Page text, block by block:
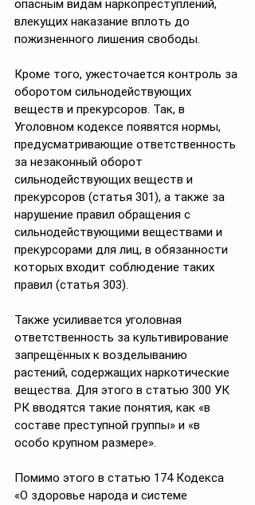
опасным видам наркопреступлений,
влекущих наказание вплоть до
пожизненного лишения свободы.
Кроме того, ужесточается контроль за
оборотом сильнодействующих
веществ и прекурсоров. Так, в
Уголовном кодексе появятся нормы,
предусматривающие ответственность
за незаконный оборот
сильнодействующих веществ и
прекурсоров (статья 301), а также за
нарушение правил обращения с
сильнодействующими веществами и
прекурсорами для лиц, в обязанности
которых входит соблюдение таких
правил (статья 303).
Также усиливается уголовная
ответственность за культивирование
запрещённых к возделыванию
растений, содержащих наркотические
вещества. Для этого в статью 300 УК
РК вводятся такие понятия, как «в
составе преступной группы» и «в
особо крупном размере».
Помимо этого в статью 174 Кодекса
«О здоровье народа и системе